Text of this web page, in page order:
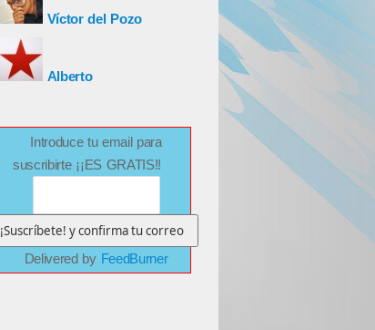
Víctor del Pozo
Alberto
Introduce tu email para
suscribirte ¡¡ES GRATIS!!
Delivered by FeedBurner